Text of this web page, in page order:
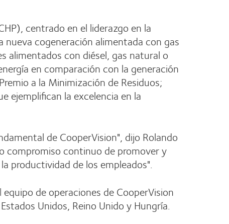
centrado en el liderazgo en la
cogeneración alimentada con gas
alimentados con diésel, gas natural o
en comparación con la generación
a la Minimización de Residuos;
ejemplifican la excelencia en la
de CooperVision", dijo Rolando
compromiso continuo de promover y
productividad de los empleados".
de operaciones de CooperVision
Unidos, Reino Unido y Hungría.